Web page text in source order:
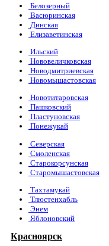
Белозерный
Васюринская
Динская
Елизаветинская
Ильский
Нововеличковская
Новодмитриевская
Новомышастовская
Новотитаровская
Пашковский
Пластуновская
Понежукай
Северская
Смоленская
Старокорсунская
Старомышастовская
Тахтамукай
Тлюстенхабль
Энем
Яблоновский
Красноярск